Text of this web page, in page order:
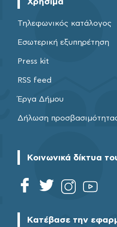
Τηλεφωνικός κατάλογος
Εσωτερική εξυπηρέτηση
Press kit
RSS feed
Έργα Δήμου
Δήλωση
Κοινωνικά δίκτυα
Κατέβασε την